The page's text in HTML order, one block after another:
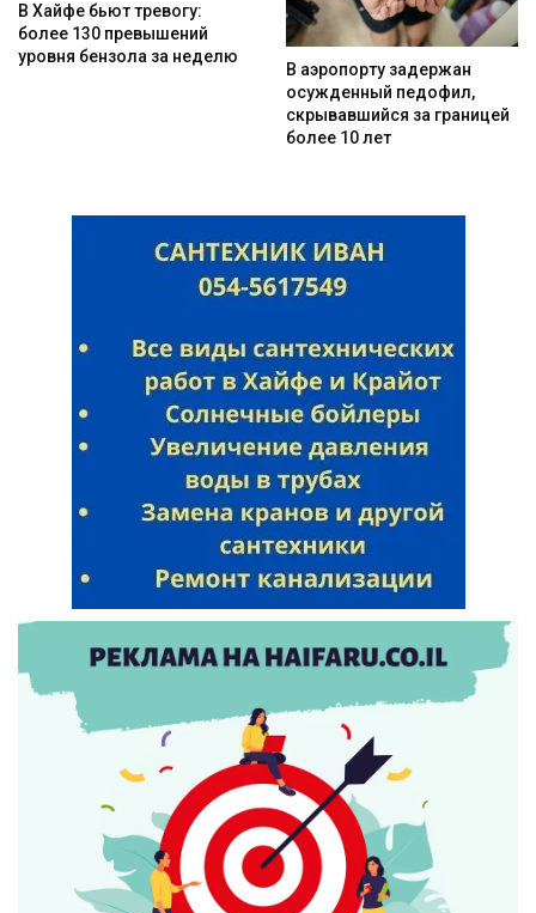
В Хайфе бьют тревогу:
более 130 превышений
уровня бензола за неделю
В аэропорту задержан
осужденный педофил,
скрывавшийся за границей
более 10 лет